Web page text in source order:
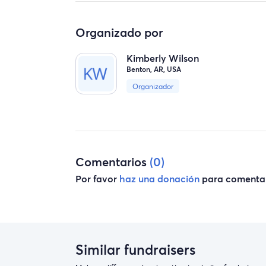
Organizado por
Kimberly Wilson
Benton, AR, USA
Organizador
Comentarios (0)
Por favor haz una donación para
Similar fundraisers